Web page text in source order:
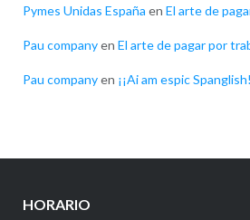
Pymes Unidas España en El arte de
Pau companyen El arte de pagar por
Pau companyen ¡¡Ai am espic
HORARIO